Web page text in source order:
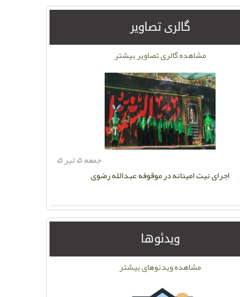
گالری تصاویر
اجرای نیت امینانه در موقوفه عبدالله رضوی
جمعه ۵ تیر ۵
مشاهده گالری تصاویر بیشتر
ویدئوها
مشاهده ویدئوهای بیشتر